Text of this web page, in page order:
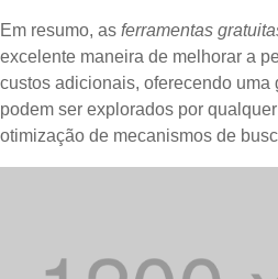
Em resumo, as ferramentas
excelente maneira de melhorar a
custos adicionais, oferecendo uma
podem ser explorados por
otimização de mecanismos de